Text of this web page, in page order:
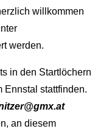
willkommen
werden.
in den Startlöchern
Ennstal stattfinden.
an diesem